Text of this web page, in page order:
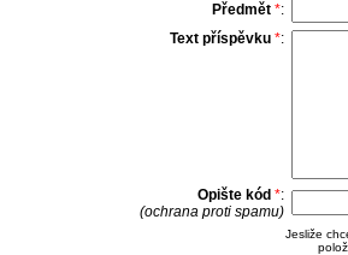
Předmět *:
Text příspěvku *:
Opište kód *:
(ochrana proti spamu)
Jesliže